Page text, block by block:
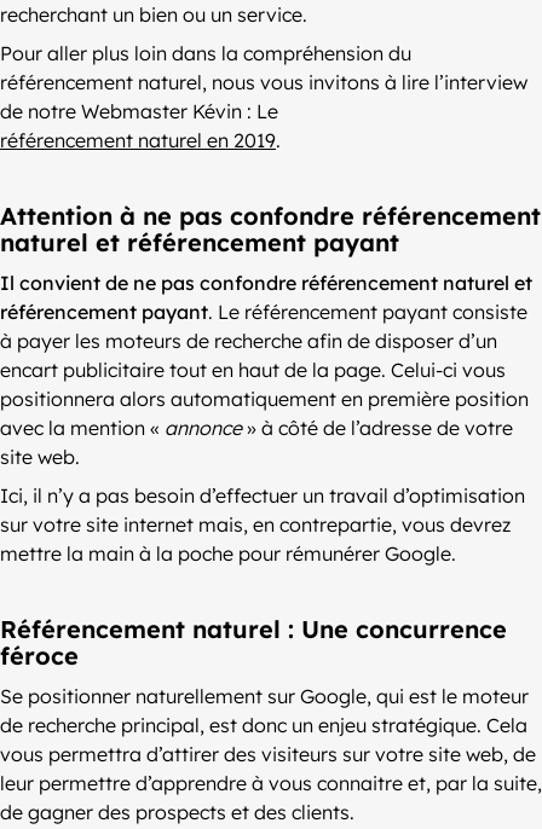
recherchant un bien ou un service.
Pour aller plus loin dans la compréhension du
référencement naturel, nous vous invitons à lire l’interview
de notre Webmaster Kévin : Le
référencement naturel en 2019.
Attention à ne pas confondre référencement
naturel et référencement payant
Il convient de ne pas confondre référencement naturel et
référencement payant. Le référencement payant consiste
à payer les moteurs de recherche afin de disposer d’un
encart publicitaire tout en haut de la page. Celui-ci vous
positionnera alors automatiquement en première position
avec la mention « annonce» à côté de l’adresse de votre
site web.
Ici, il n’y a pas besoin d’effectuer un travail d’optimisation
sur votre site internet mais, en contrepartie, vous devrez
mettre la main à la poche pour rémunérer Google.
Référencement naturel : Une concurrence
féroce
Se positionner naturellement sur Google, qui est le moteur
de recherche principal, est donc un enjeu stratégique. Cela
vous permettra d’attirer des visiteurs sur votre site web, de
leur permettre d’apprendre à vous connaitre et, par la suite,
de gagner des prospects et des clients.